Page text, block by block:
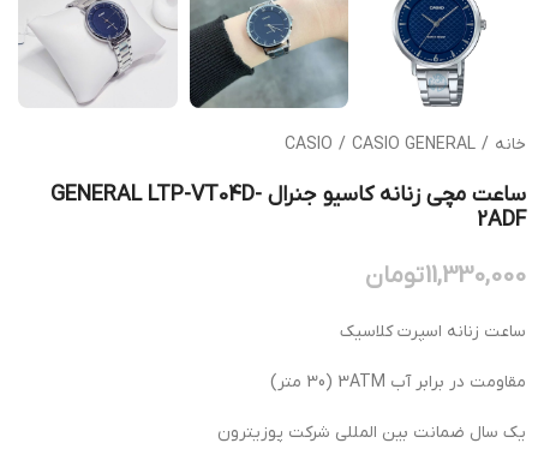
خانه /
CASIO / CASIO GENERAL
ساعت مچی زنانه کاسیو جنرال GENERAL LTP-VT04D-
2ADF
11,330,000تومان
ساعت زنانه اسپرت کلاسیک
مقاومت در برابر آب 3ATM (30 متر)
یک سال ضمانت بین المللی شرکت پوزیترون